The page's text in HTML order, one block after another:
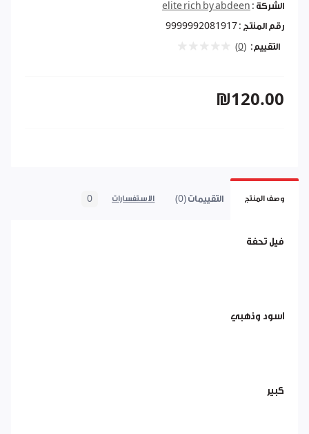
الشركة : elite rich by abdeen
رقم المنتج : 9999992081917
التقييم: (0)
₪120.00
وصف المنتج التقييمات (0) الاستفسارات 0
فيل تحفة
اسود وذهبي
كبير